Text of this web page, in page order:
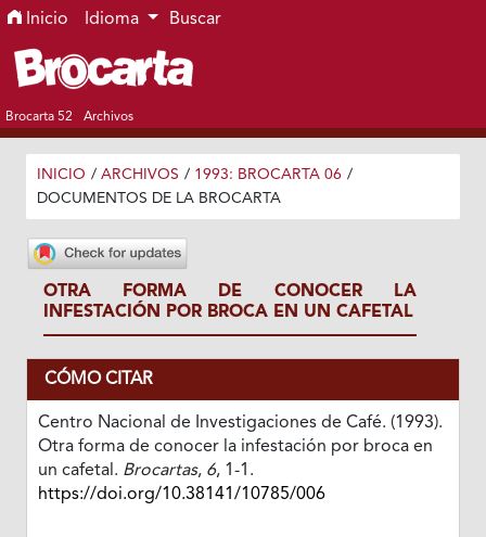
Ir al menú de navegación principal
Ir al contenido principal
Ir al pie de página del sitio
Inicio Idioma Buscar
Brocarta 52 Archivos
INICIO / ARCHIVOS / 1993: BROCARTA 06 /
DOCUMENTOS DE LA BROCARTA
OTRA FORMA DE CONOCER LA
INFESTACIÓN POR BROCA EN UN CAFETAL
CÓMO CITAR
Centro Nacional de Investigaciones de Café. (1993).
Otra forma de conocer la infestación por broca en
un cafetal. Brocartas, 6, 1-1.
https://doi.org/10.38141/10785/006